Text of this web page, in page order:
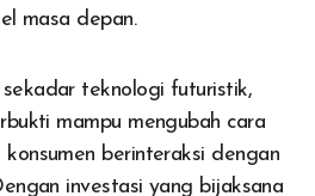
masa depan.
teknologi futuristik,
mampu mengubah cara
konsumen berinteraksi dengan
investasi yang bijaksana